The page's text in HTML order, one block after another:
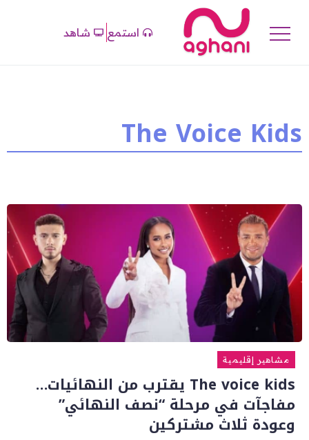
استمع شاهد
The Voice Kids
مشاهير إقليمية
The voice kids يقترب من النهائيات…
مفاجآت في مرحلة “نصف النهائي”
وعودة ثلاث مشتركين